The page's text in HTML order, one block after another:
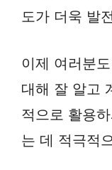
도가 더욱 발
이제 여러분
대해 잘 알고
적으로 활용
는 데 적극적